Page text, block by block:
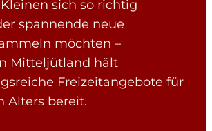
sich so richtig
spannende neue
möchten –
Mitteljütland hält
Freizeitangebote für
Alters bereit.